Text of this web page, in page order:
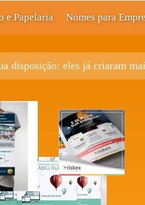
e Papelaria Nomes para
disposição: eles já criaram